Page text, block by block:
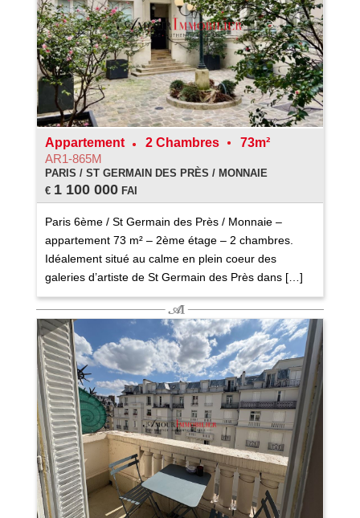
Appartement 2 Chambres
73m²
AR1-865M
PARIS / ST GERMAIN DES PRÈS / MONNAIE
€ 1 100 000FAI
Paris 6ème / St Germain des Près / Monnaie –
appartement 73 m² – 2ème étage – 2 chambres.
Idéalement situé au calme en plein coeur des
galeries d’artiste de St Germain des Près dans […]